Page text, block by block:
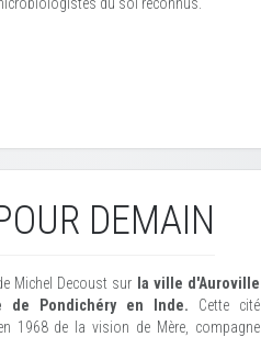
DEMAIN
Michel Decoust sur la ville d'Auroville
de Pondichéry en Inde. Cette cité
1968 de la vision de Mère, compagne